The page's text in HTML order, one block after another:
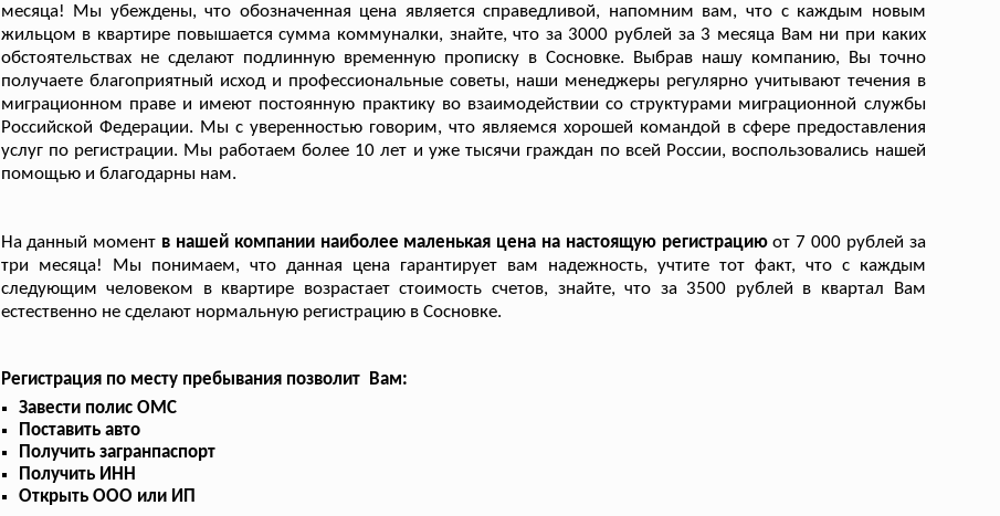
месяца! Мы убеждены, что обозначенная цена является справедливой, напомним вам, что с каждым новым
жильцом в квартире повышается сумма коммуналки, знайте, что за 3000 рублей за 3 месяца Вам ни при каких
обстоятельствах не сделают подлинную временную прописку в Сосновке. Выбрав нашу компанию, Вы точно
получаете благоприятный исход и профессиональные советы, наши менеджеры регулярно учитывают течения в
миграционном праве и имеют постоянную практику во взаимодействии со структурами миграционной службы
Российской Федерации. Мы с уверенностью говорим, что являемся хорошей командой в сфере предоставления
услуг по регистрации. Мы работаем более 10 лет и уже тысячи граждан по всей России, воспользовались нашей
помощью и благодарны нам.
На данный момент в нашей компании наиболее маленькая цена на настоящую регистрациюот 7 000 рублей за
три месяца! Мы понимаем, что данная цена гарантирует вам надежность, учтите тот факт, что с каждым
следующим человеком в квартире возрастает стоимость счетов, знайте, что за 3500 рублей в квартал Вам
естественно не сделают нормальную регистрацию в Сосновке.
Регистрация по месту пребывания позволит Вам:
Завести полис ОМС
Поставить авто
Получить загранпаспорт
Получить ИНН
Открыть ООО или ИП